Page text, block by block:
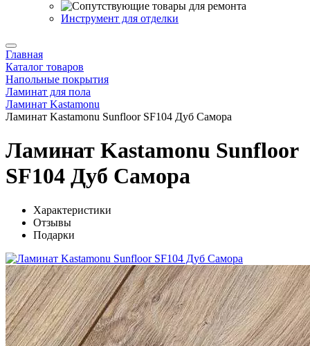
Инструмент для отделки
Главная
Каталог товаров
Напольные покрытия
Ламинат для пола
Ламинат Kastamonu
Ламинат Kastamonu Sunfloor SF104 Дуб Самора
Ламинат Kastamonu Sunfloor
SF104 Дуб Самора
Характеристики
Отзывы
Подарки